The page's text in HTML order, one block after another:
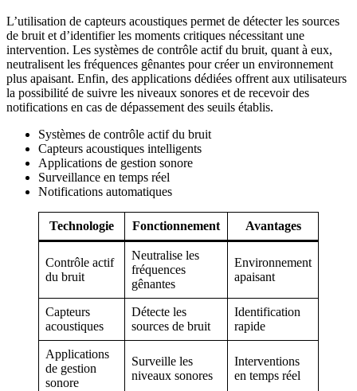
L’utilisation de capteurs acoustiques permet de détecter les sources
de bruit et d’identifier les moments critiques nécessitant une
intervention. Les systèmes de contrôle actif du bruit, quant à eux,
neutralisent les fréquences gênantes pour créer un environnement
plus apaisant. Enfin, des applications dédiées offrent aux utilisateurs
la possibilité de suivre les niveaux sonores et de recevoir des
notifications en cas de dépassement des seuils établis.
Systèmes de contrôle actif du bruit
Capteurs acoustiques intelligents
Applications de gestion sonore
Surveillance en temps réel
Notifications automatiques
Technologie Fonctionnement Avantages
Contrôle actif
du bruit
Neutralise les
fréquences
gênantes
Environnement
apaisant
Capteurs
acoustiques
Détecte les
sources de bruit
Identification
rapide
Applications
de gestion
sonore
Surveille les
niveaux sonores
Interventions
en temps réel